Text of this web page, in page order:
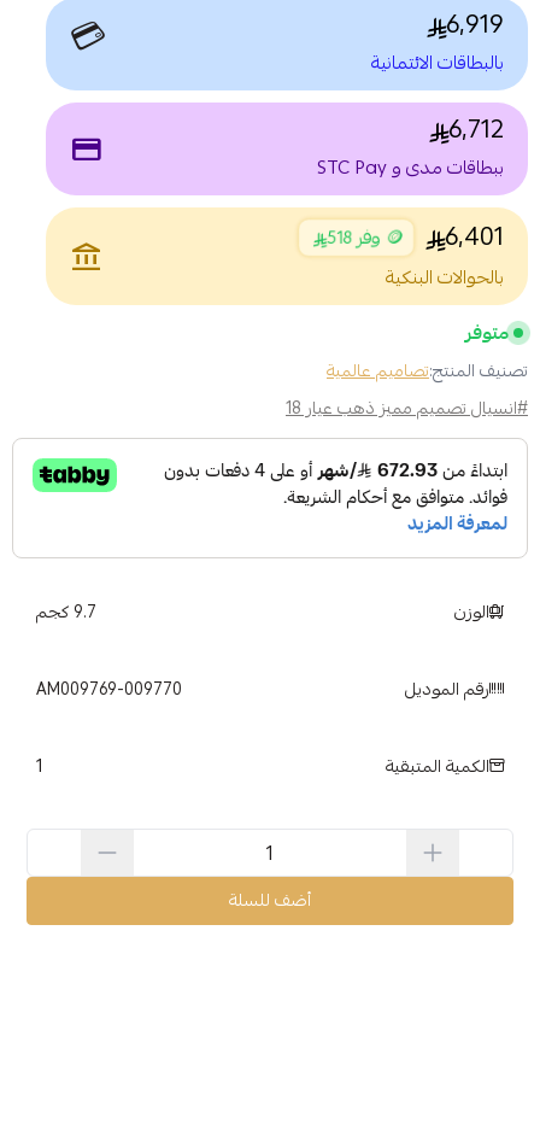
6,919
بالبطاقات الائتمانية 💳
6,712
ببطاقات مدى و STC Pay payment
6,401 🪙 وفر 518
بالحوالات البنكية
account_balance
متوفر
تصنيف المنتج:تصاميم عالمية
#انسيال تصميم مميز ذهب عيار 18
الوزن 9.7 كجم
رقم الموديل AM009769-009770
الكمية المتبقية 1
أضف للسلة